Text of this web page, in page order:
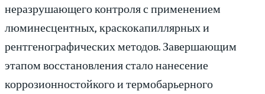
неразрушающего контроля с применением
люминесцентных, краскокапиллярных и
рентгенографических методов. Завершающим
этапом восстановления стало нанесение
коррозионностойкого и термобарьерного